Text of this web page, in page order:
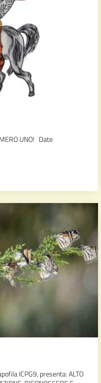
UNO! Date
ICPG9, presenta: ALTO